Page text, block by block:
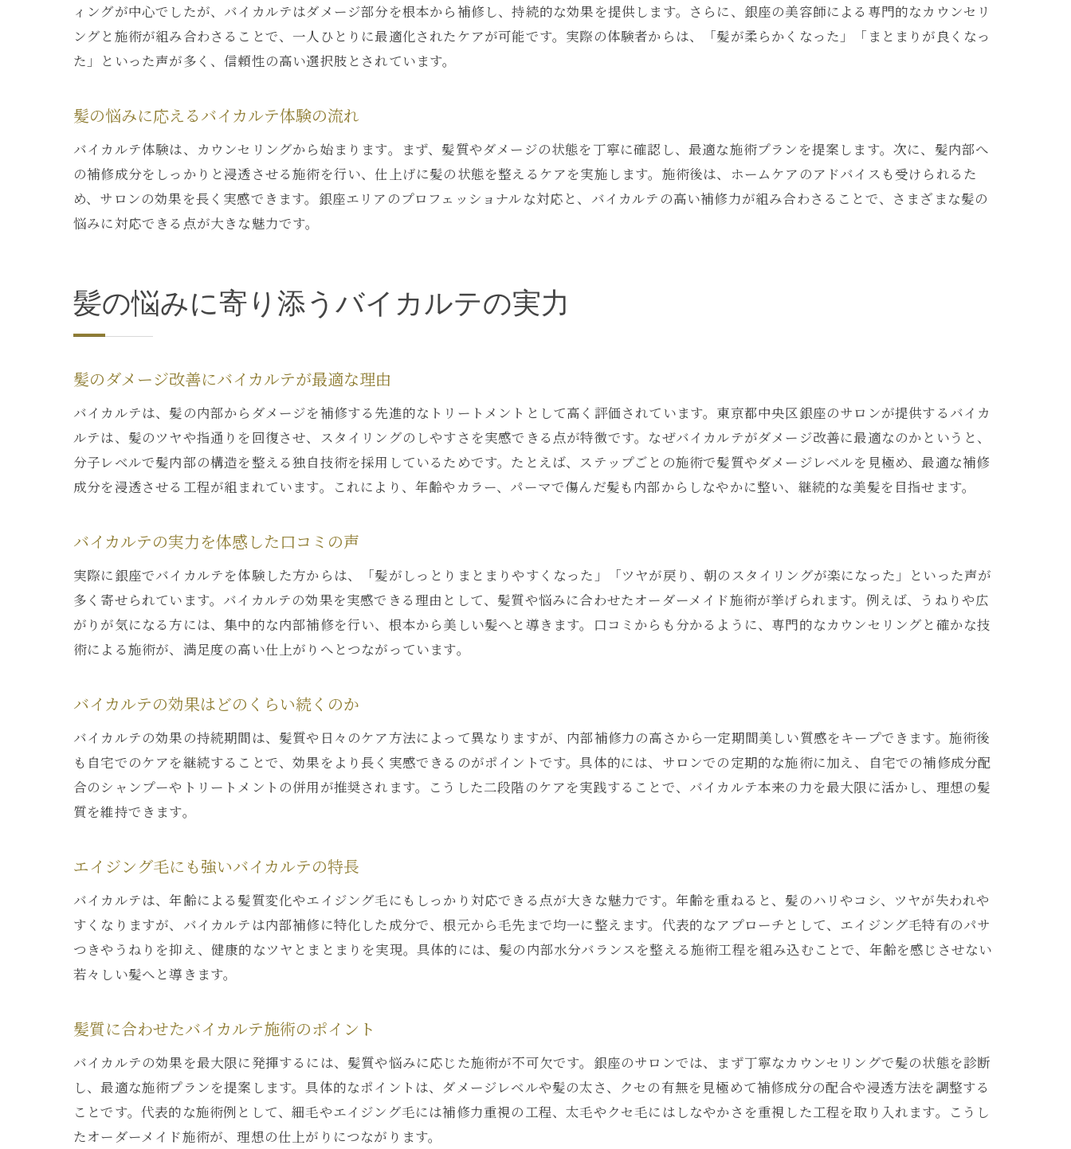
バイカルテ体験者の喜びの声をチェック
理想の髪質を目指すならバイカルテ一択
バイカルテが目指す理想の髪質とは何か
長期間美髪を保つバイカルテ活用術
バイカルテ施術後のメンテナンス方法
ィングが中心でしたが、バイカルテはダメージ部分を根本から補修し、持続的な効果を提供します。さらに、銀座の美容師による専門的なカウンセリ
ングと施術が組み合わさることで、一人ひとりに最適化されたケアが可能です。実際の体験者からは、「髪が柔らかくなった」「まとまりが良くなっ
た」といった声が多く、信頼性の高い選択肢とされています。
髪の悩みに応えるバイカルテ体験の流れ
バイカルテ体験は、カウンセリングから始まります。まず、髪質やダメージの状態を丁寧に確認し、最適な施術プランを提案します。次に、髪内部へ
の補修成分をしっかりと浸透させる施術を行い、仕上げに髪の状態を整えるケアを実施します。施術後は、ホームケアのアドバイスも受けられるた
め、サロンの効果を長く実感できます。銀座エリアのプロフェッショナルな対応と、バイカルテの高い補修力が組み合わさることで、さまざまな髪の
悩みに対応できる点が大きな魅力です。
髪の悩みに寄り添うバイカルテの実力
髪のダメージ改善にバイカルテが最適な理由
バイカルテは、髪の内部からダメージを補修する先進的なトリートメントとして高く評価されています。東京都中央区銀座のサロンが提供するバイカ
ルテは、髪のツヤや指通りを回復させ、スタイリングのしやすさを実感できる点が特徴です。なぜバイカルテがダメージ改善に最適なのかというと、
分子レベルで髪内部の構造を整える独自技術を採用しているためです。たとえば、ステップごとの施術で髪質やダメージレベルを見極め、最適な補修
成分を浸透させる工程が組まれています。これにより、年齢やカラー、パーマで傷んだ髪も内部からしなやかに整い、継続的な美髪を目指せます。
バイカルテの実力を体感した口コミの声
実際に銀座でバイカルテを体験した方からは、「髪がしっとりまとまりやすくなった」「ツヤが戻り、朝のスタイリングが楽になった」といった声が
多く寄せられています。バイカルテの効果を実感できる理由として、髪質や悩みに合わせたオーダーメイド施術が挙げられます。例えば、うねりや広
がりが気になる方には、集中的な内部補修を行い、根本から美しい髪へと導きます。口コミからも分かるように、専門的なカウンセリングと確かな技
術による施術が、満足度の高い仕上がりへとつながっています。
バイカルテの効果はどのくらい続くのか
バイカルテの効果の持続期間は、髪質や日々のケア方法によって異なりますが、内部補修力の高さから一定期間美しい質感をキープできます。施術後
も自宅でのケアを継続することで、効果をより長く実感できるのがポイントです。具体的には、サロンでの定期的な施術に加え、自宅での補修成分配
合のシャンプーやトリートメントの併用が推奨されます。こうした二段階のケアを実践することで、バイカルテ本来の力を最大限に活かし、理想の髪
質を維持できます。
エイジング毛にも強いバイカルテの特長
バイカルテは、年齢による髪質変化やエイジング毛にもしっかり対応できる点が大きな魅力です。年齢を重ねると、髪のハリやコシ、ツヤが失われや
すくなりますが、バイカルテは内部補修に特化した成分で、根元から毛先まで均一に整えます。代表的なアプローチとして、エイジング毛特有のパサ
つきやうねりを抑え、健康的なツヤとまとまりを実現。具体的には、髪の内部水分バランスを整える施術工程を組み込むことで、年齢を感じさせない
若々しい髪へと導きます。
髪質に合わせたバイカルテ施術のポイント
バイカルテの効果を最大限に発揮するには、髪質や悩みに応じた施術が不可欠です。銀座のサロンでは、まず丁寧なカウンセリングで髪の状態を診断
し、最適な施術プランを提案します。具体的なポイントは、ダメージレベルや髪の太さ、クセの有無を見極めて補修成分の配合や浸透方法を調整する
ことです。代表的な施術例として、細毛やエイジング毛には補修力重視の工程、太毛やクセ毛にはしなやかさを重視した工程を取り入れます。こうし
たオーダーメイド施術が、理想の仕上がりにつながります。